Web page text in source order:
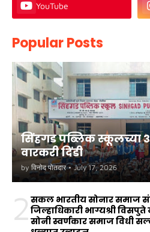
YouTube
Popular Posts
सिंहगड पब्लिक स्कूलच्या
वारकरी दिंडी
by विनोद पोतदार • July 17, 2026
2 सकल भारतीय सोनार समाज
जिल्हाधिकारी भाग्यश्री
सोनी स्वर्णकार समाज विधी